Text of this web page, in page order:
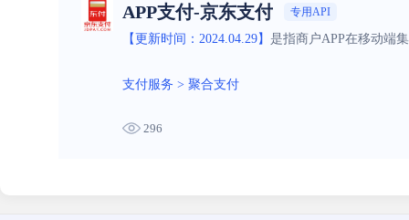
APP支付-京东支付 专用API
【更新时间：2024.04.29】 是指商户APP在移动端
支付服务 > 聚合支付
296